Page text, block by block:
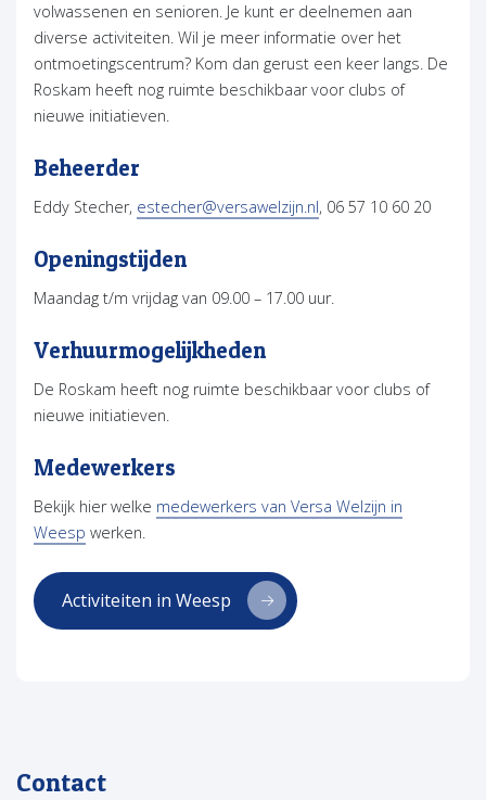
volwassenen en senioren. Je kunt er deelnemen aan
diverse activiteiten. Wil je meer informatie over het
ontmoetingscentrum? Kom dan gerust een keer langs. De
Roskam heeft nog ruimte beschikbaar voor clubs of
nieuwe initiatieven.
Beheerder
Eddy Stecher, estecher@versawelzijn.nl(opent in nieuw
, 06 57 10 60 20
Openingstijden
Maandag t/m vrijdag van 09.00 – 17.00 uur.
Verhuurmogelijkheden
De Roskam heeft nog ruimte beschikbaar voor clubs of
nieuwe initiatieven.
Medewerkers
Bekijk hier welke medewerkers van Versa Welzijn in
Weesp werken.
Activiteiten in Weesp
Contact